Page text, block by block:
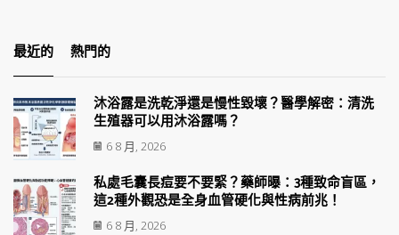
最近的 熱門的
沐浴露是洗乾淨還是慢性毀壞？醫學解密：清洗
生殖器可以用沐浴露嗎？
6 8 月, 2026
私處毛囊長痘要不要緊？藥師曝：3種致命盲區，
這2種外觀恐是全身血管硬化與性病前兆！
6 8 月, 2026